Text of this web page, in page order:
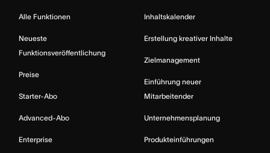
Alle Funktionen
Neueste
Funktionsveröffentlichung
Preise
Starter-Abo
Advanced-Abo
Enterprise
Inhaltskalender
Erstellung kreativer Inhalte
Zielmanagement
Einführung neuer
Mitarbeitender
Unternehmensplanung
Produkteinführungen